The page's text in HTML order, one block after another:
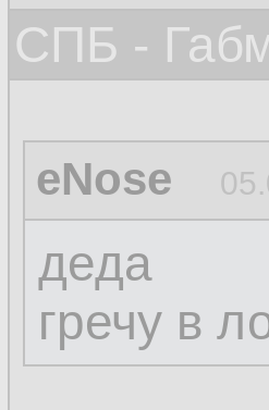
СПБ -
eNose
деда
гречу в